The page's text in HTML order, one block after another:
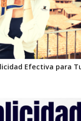
Efectiva para